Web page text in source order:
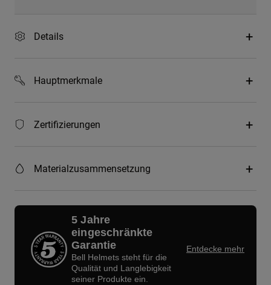
Details
Hauptmerkmale
Zertifizierungen
Materialzusammensetzung
5 Jahre
eingeschränkte
Garantie
Bell Helmets steht für die
Qualität und Langlebigkeit
seiner Produkte ein.
Entdecke mehr